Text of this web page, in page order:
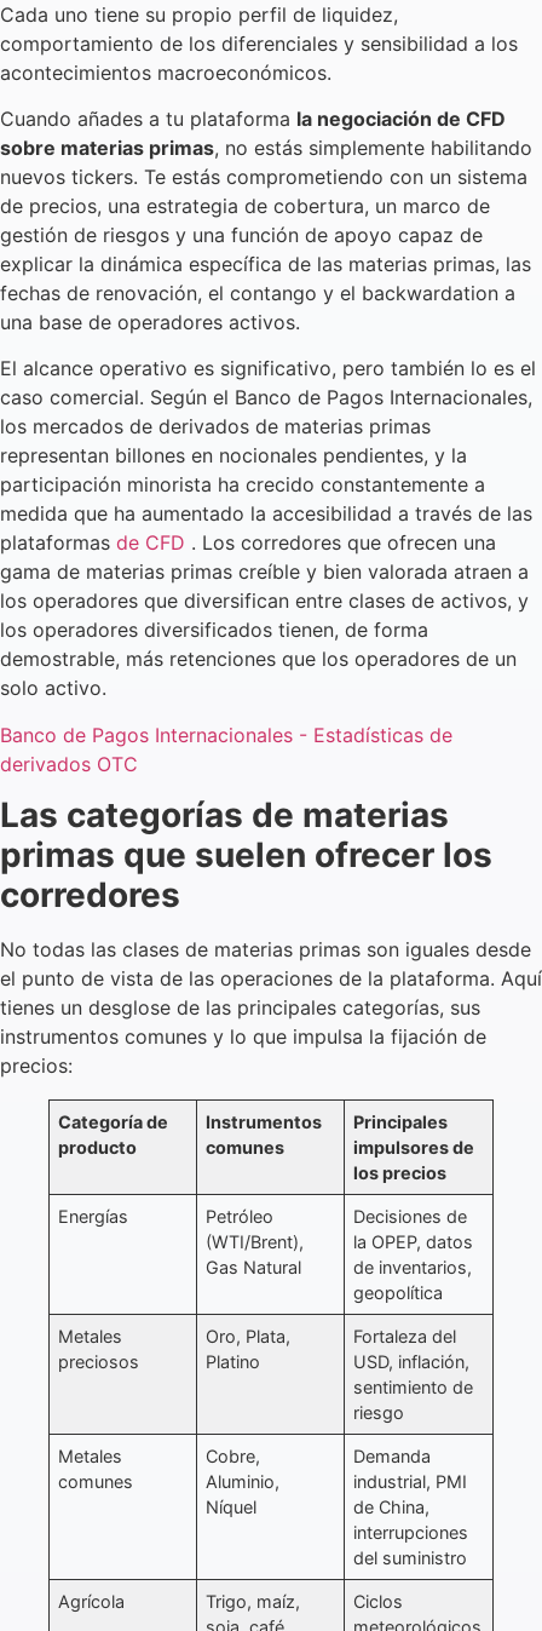
Cada uno tiene su propio perfil de liquidez,
comportamiento de los diferenciales y sensibilidad a los
acontecimientos macroeconómicos.
Cuando añades a tu plataforma la negociación de CFD
sobre materias primas, no estás simplemente habilitando
nuevos tickers. Te estás comprometiendo con un sistema
de precios, una estrategia de cobertura, un marco de
gestión de riesgos y una función de apoyo capaz de
explicar la dinámica específica de las materias primas, las
fechas de renovación, el contango y el backwardation a
una base de operadores activos.
El alcance operativo es significativo, pero también lo es el
caso comercial. Según el Banco de Pagos Internacionales,
los mercados de derivados de materias primas
representan billones en nocionales pendientes, y la
participación minorista ha crecido constantemente a
medida que ha aumentado la accesibilidad a través de las
plataformas de CFD . Los corredores que ofrecen una
gama de materias primas creíble y bien valorada atraen a
los operadores que diversifican entre clases de activos, y
los operadores diversificados tienen, de forma
demostrable, más retenciones que los operadores de un
solo activo.
Banco de Pagos Internacionales - Estadísticas de
derivados OTC
Las categorías de materias
primas que suelen ofrecer los
corredores
No todas las clases de materias primas son iguales desde
el punto de vista de las operaciones de la plataforma. Aquí
tienes un desglose de las principales categorías, sus
instrumentos comunes y lo que impulsa la fijación de
precios:
Categoría de
producto
Instrumentos
comunes
Principales
impulsores de
los precios
Energías
Petróleo
(WTI/Brent),
Gas Natural
Decisiones de
la OPEP, datos
de inventarios,
geopolítica
Metales
preciosos
Oro, Plata,
Platino
Fortaleza del
USD, inflación,
sentimiento de
riesgo
Metales
comunes
Cobre,
Aluminio,
Níquel
Demanda
industrial, PMI
de China,
interrupciones
del suministro
Agrícola
Trigo, maíz,
Ciclos